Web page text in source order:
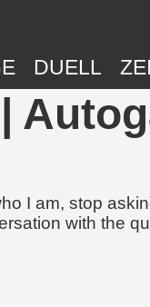
DUELL
I am, stop
with the